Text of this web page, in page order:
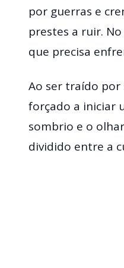
por guerras e
prestes a ruir.
que precisa
Ao ser traído
forçado a iniciar
sombrio e o
dividido entre a